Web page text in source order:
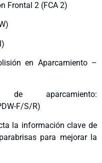
Frontal 2 (FCA 2)
en Aparcamiento –
aparcamiento:
F/S/R)
la información clave de
para mejorar la